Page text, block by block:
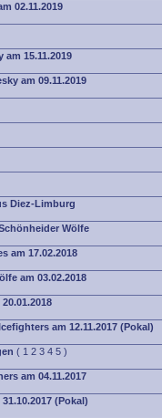
02.11.2019
am 15.11.2019
am 09.11.2019
Diez-Limburg
Wölfe
am 17.02.2018
am 03.02.2018
am 12.11.2017 (Pokal)
( 1 2 3 4 5 )
am 04.11.2017
(Pokal)